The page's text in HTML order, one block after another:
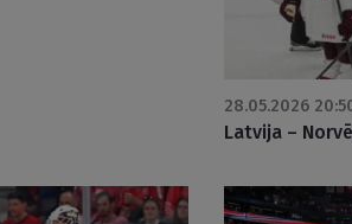
28.05.2026
Latvija –